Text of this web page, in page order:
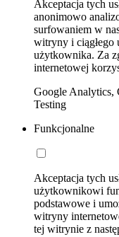
Akceptacja tych
anonimowo
surfowaniem w
witryny i ciągłego
użytkownika. Za
internetowej
Google Analytics,
Testing
Funkcjonalne
Akceptacja tych
użytkownikowi
podstawowe i
witryny
tej witrynie z